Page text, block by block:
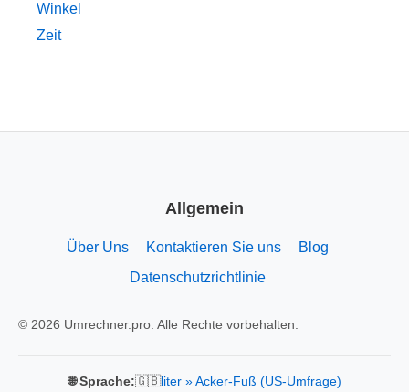
Winkel
Zeit
Allgemein
Über Uns Kontaktieren Sie uns
Blog
Datenschutzrichtlinie
© 2026 Umrechner.pro. Alle Rechte vorbehalten.
🌐 Sprache:🇬🇧liter » Acker-Fuß (US-Umfrage)